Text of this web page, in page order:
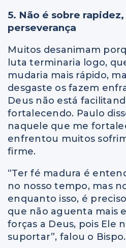
5. Não é sobre
perseverança
Muitos desanimam
luta terminaria logo,
mudaria mais rápido,
desgaste os fazem
Deus não está
fortalecendo. Paulo
naquele que me
enfrentou muitos
firme.
“Ter fé madura é
no nosso tempo, mas
enquanto isso, é
que não aguenta mais
forças a Deus, pois Ele
suportar”, falou o Bispo.